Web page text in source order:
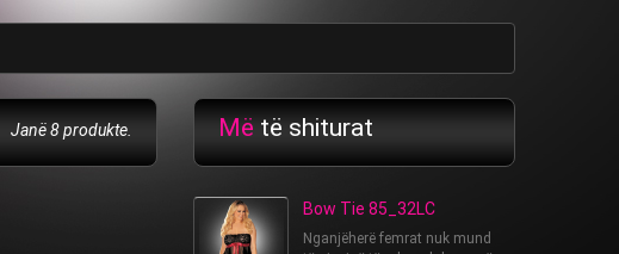
Janë 8 produkte. Më të shiturat
Bow Tie 85_32LC
Nganjëherë femrat nuk mund